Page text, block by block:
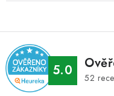
5.0 52